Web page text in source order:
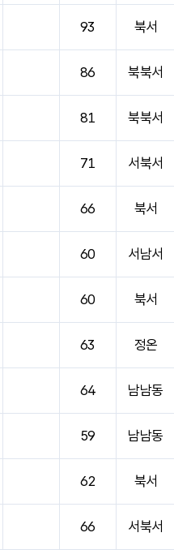
93 북서
86 북북서
81 북북서
71 서북서
66 북서
60 서남서
60 북서
63 정온
64 남남동
59 남남동
62 북서
66 서북서